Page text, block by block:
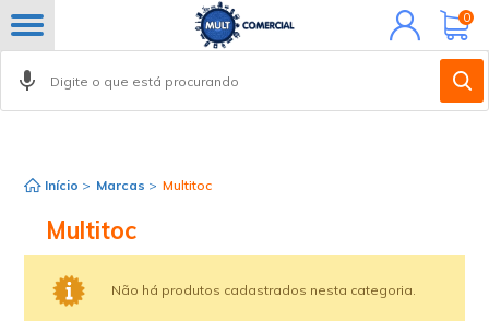
Minha
conta
0
Início > Marcas > Multitoc
Multitoc
Não há produtos cadastrados nesta categoria.